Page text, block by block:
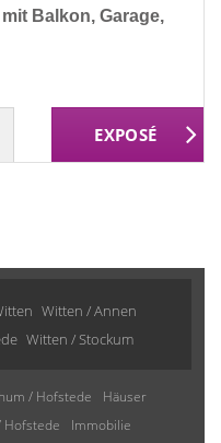
Balkon, Garage,
Witten / Annen
Witten / Stockum
/ Hofstede
Häuser
Hofstede
Immobilie